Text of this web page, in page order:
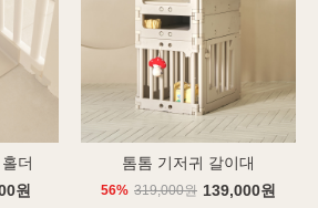
더
원
톰톰 기저귀 갈이대
56% 319,000원 139,000원